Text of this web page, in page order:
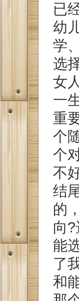
已
幼
学
选
女
一
重
个
个
不
结
的
向
能
了
和